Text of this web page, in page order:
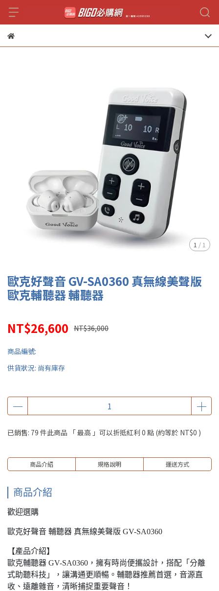
1 / 1
歐克好聲音 GV-SA0360 真無線美聲版
歐克輔聽器 輔聽器
NT$26,600 NT$36,000
商品編號:
供貨狀況: 尚有庫存
已銷售: 79 件此商品 「 最高 」可以折抵紅利 0 點 (約等於 NT$0 )
商品介紹 規格說明 運送方式
商品介紹
歡迎選購
歐克好聲音 輔聽器 真無線美聲版 GV-SA0360
【產品介紹】
歐克輔聽器 GV-SA0360，擁有時尚便攜設計，搭配「分離
式助聽科技」，讓溝通更順暢。輔聽器推薦首選，音源直
收、遠離雜音，清晰捕捉重要聲音！